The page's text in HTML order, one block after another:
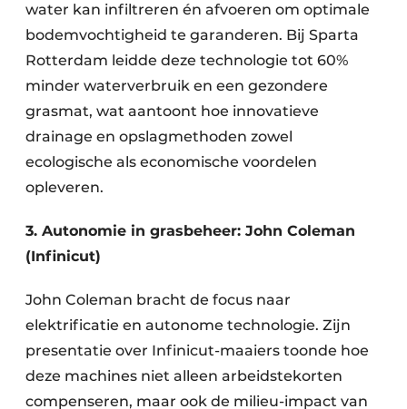
water kan infiltreren én afvoeren om optimale
bodemvochtigheid te garanderen. Bij Sparta
Rotterdam leidde deze technologie tot 60%
minder waterverbruik en een gezondere
grasmat, wat aantoont hoe innovatieve
drainage en opslagmethoden zowel
ecologische als economische voordelen
opleveren​.
3. Autonomie in grasbeheer: John Coleman
(Infinicut)
John Coleman bracht de focus naar
elektrificatie en autonome technologie. Zijn
presentatie over Infinicut-maaiers toonde hoe
deze machines niet alleen arbeidstekorten
compenseren, maar ook de milieu-impact van